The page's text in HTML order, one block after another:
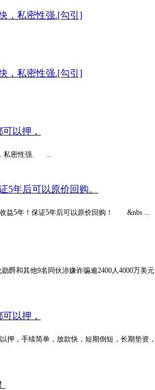
，私密性强.[勾引]
，私密性强.[勾引]
以押，
，私密性强. ...
5年后可以原价回购。
收益5年！保证5年后可以原价回购！ &nbs ...
爵和其他9名同伙涉嫌诈骗逾2400人4000万美元
以押，
押，手续简单，放款快，短期倒短，长期垫资，